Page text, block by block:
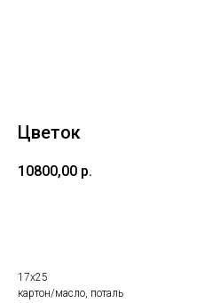
Цветок
10800,00 р.
17х25
картон/масло, поталь